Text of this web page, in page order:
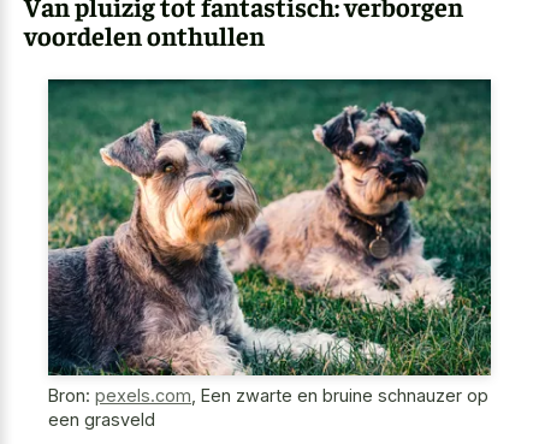
voordelen onthullen
Bron: pexels.com Een zwarte en bruine schnauzer op
een grasveld